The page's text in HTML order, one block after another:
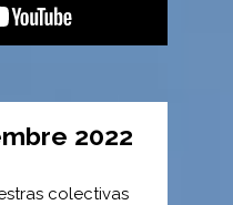
2022
colectivas